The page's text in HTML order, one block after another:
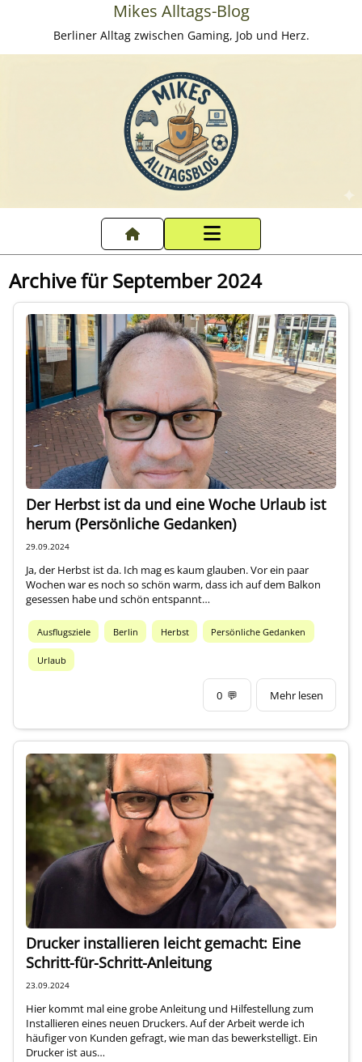
Mikes Alltags-Blog
Berliner Alltag zwischen Gaming, Job und Herz.
Startseite
Datenschutzerklärung
Impressum
Über mich
Archive für September 2024
Der Herbst ist da und eine Woche Urlaub ist
herum (Persönliche Gedanken)
29.09.2024
Ja, der Herbst ist da. Ich mag es kaum glauben. Vor ein paar
Wochen war es noch so schön warm, dass ich auf dem Balkon
gesessen habe und schön entspannt…
Ausflugsziele Berlin Herbst Persönliche Gedanken
Urlaub
0 💬 Mehr lesen
Drucker installieren leicht gemacht: Eine
Schritt-für-Schritt-Anleitung
23.09.2024
Hier kommt mal eine grobe Anleitung und Hilfestellung zum
Installieren eines neuen Druckers. Auf der Arbeit werde ich
häufiger von Kunden gefragt, wie man das bewerkstelligt. Ein
Drucker ist aus…